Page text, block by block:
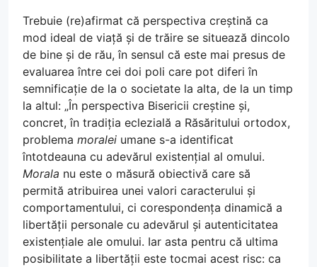
Trebuie (re)afirmat că perspectiva creștină ca
mod ideal de viață și de trăire se situează dincolo
de bine și de rău, în sensul că este mai presus de
evaluarea între cei doi poli care pot diferi în
semnificație de la o societate la alta, de la un timp
la altul: „În perspectiva Bisericii creștine și,
concret, în tradiția eclezială a Răsăritului ortodox,
problema moralei umane s-a identificat
întotdeauna cu adevărul existențial al omului.
Morala nu este o măsură obiectivă care să
permită atribuirea unei valori caracterului și
comportamentului, ci corespondența dinamică a
libertății personale cu adevărul și autenticitatea
existențiale ale omului. Iar asta pentru că ultima
posibilitate a libertății este tocmai acest risc: ca